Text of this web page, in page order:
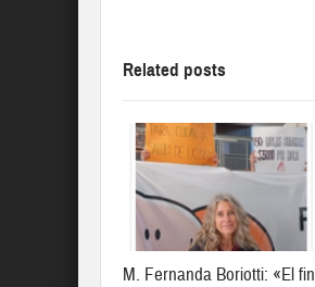
Related posts
M. Fernanda Boriotti: «El fin